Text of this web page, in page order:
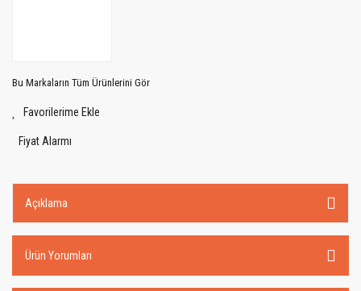
Bu Markaların Tüm Ürünlerini Gör
Fiyat Alarmı
Açıklama
Ürün Yorumları